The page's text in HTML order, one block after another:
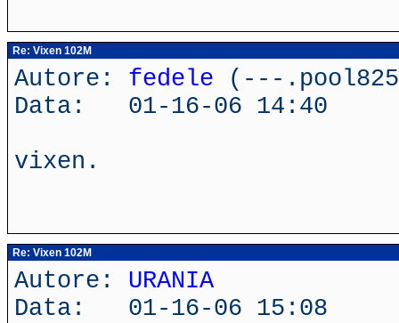
Re: Vixen 102M
Autore: fedele (---
Data: 01-16-06 14:40
vixen.
Re: Vixen 102M
Autore: URANIA
Data: 01-16-06 15:08